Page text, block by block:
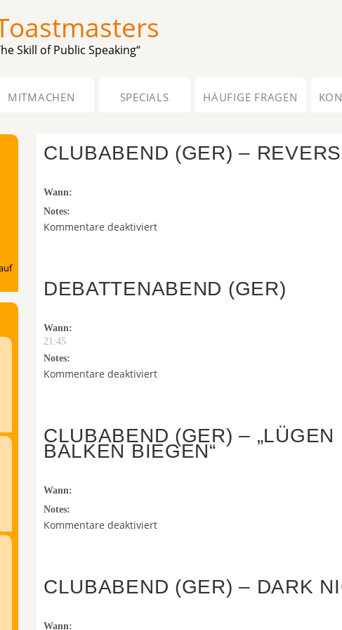
Skill of Public Speaking“
MITMACHEN SPECIALS HÄUFIGE FRAGEN
CLUBABEND (GER) –
Wann:
Notes:
Kommentare deaktiviertfür
Reverse-
DEBATTENABEND (GER)
Wann:
21:45
Notes:
Kommentare deaktiviertfür
CLUBABEND (GER) –
BALKEN BIEGEN“
Wann:
Notes:
Kommentare deaktiviertfür
„Lügen
CLUBABEND (GER) – DARK
Wann: